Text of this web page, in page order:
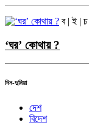
ব | ই | চ
‘ঘর’ কোথায় ?
দিন-দুনিয়া
দেশ
বিদেশ